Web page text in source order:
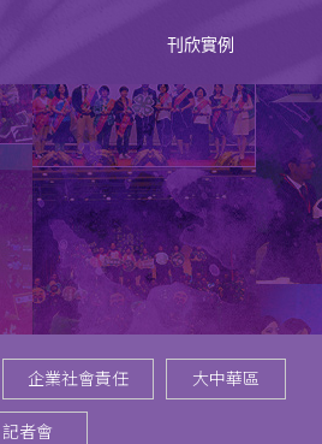
刊欣實例
企業社會責任 大中華區
記者會